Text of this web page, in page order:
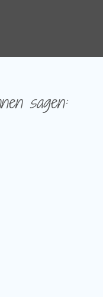
sagen: